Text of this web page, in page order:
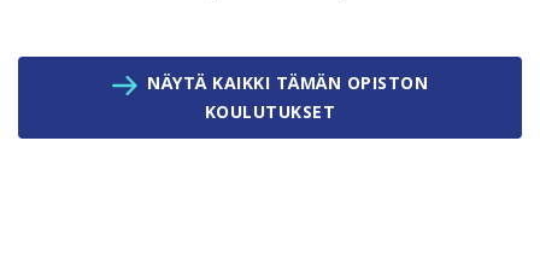
NÄYTÄ KAIKKI TÄMÄN OPISTON
KOULUTUKSET